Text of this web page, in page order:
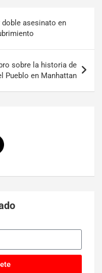
asesinato en
sobre la historia de
Pueblo en Manhattan